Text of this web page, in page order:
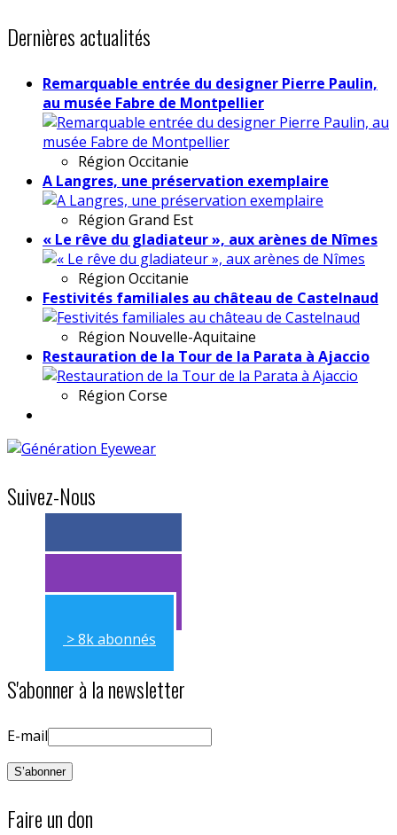
Dernières actualités
Remarquable entrée du designer Pierre Paulin,
au musée Fabre de Montpellier
Région Occitanie
A Langres, une préservation exemplaire
Région Grand Est
« Le rêve du gladiateur », aux arènes de Nîmes
Région Occitanie
Festivités familiales au château de Castelnaud
Région Nouvelle-Aquitaine
Restauration de la Tour de la Parata à Ajaccio
Région Corse
Suivez-Nous
> 11k abonnés
> 11k abonnés
> 8k abonnés
S'abonner à la newsletter
E-mail
Faire un don